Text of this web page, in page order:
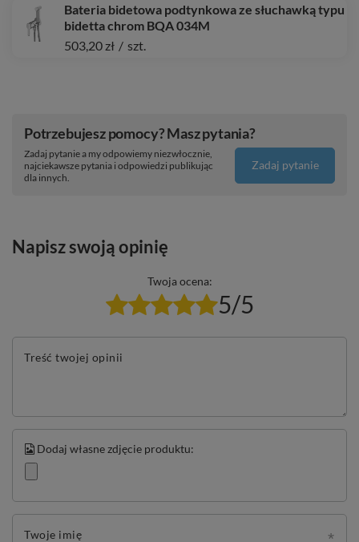
Bateria bidetowa podtynkowa ze słuchawką typu
bidetta chrom BQA 034M
503,20 zł / szt.
Potrzebujesz pomocy? Masz pytania?
Zadaj pytanie a my odpowiemy niezwłocznie,
najciekawsze pytania i odpowiedzi publikując
dla innych.
Zadaj pytanie
Napisz swoją opinię
Twoja ocena:
5/5
Treść twojej opinii
Dodaj własne zdjęcie produktu:
Twoje imię